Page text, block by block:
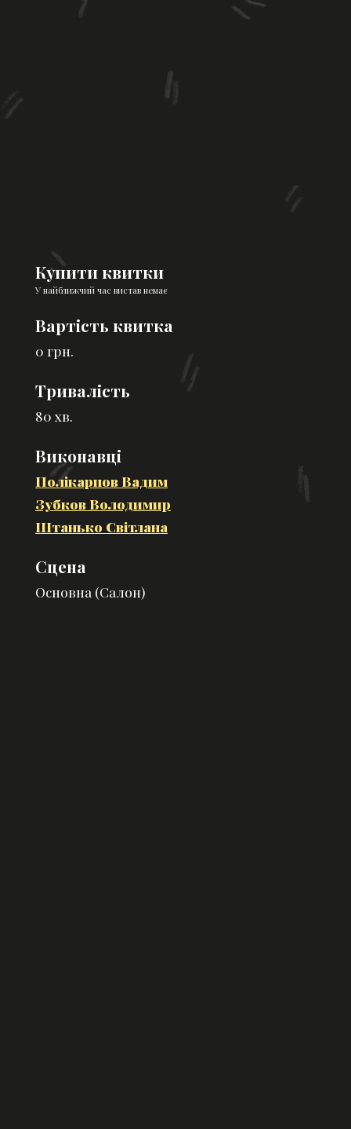
Купити квитки
У найближчий час вистав немає
Вартість квитка
0 грн.
Тривалість
80 хв.
Виконавці
Полікарпов Вадим
Зубков Володимир
Штанько Світлана
Сцена
Основна (Салон)